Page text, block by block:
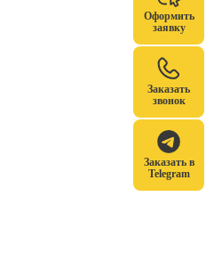
Оформить
заявку
Заказать
звонок
Заказать в
Telegram